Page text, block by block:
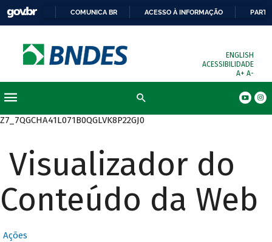
COMUNICA BR ACESSO À INFORMAÇÃO
ENGLISH
ACESSIBILIDADE
A+ A-
Z7_7QGCHA41L071B0QGLVK8P22GJ0
Visualizador do
Conteúdo da Web
Ações